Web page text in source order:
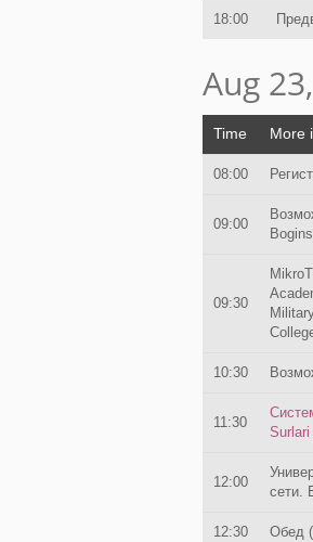
18:00
Aug
Time More
08:00
09:00
09:30
10:30
11:30
12:00
сети.
12:30 Обед